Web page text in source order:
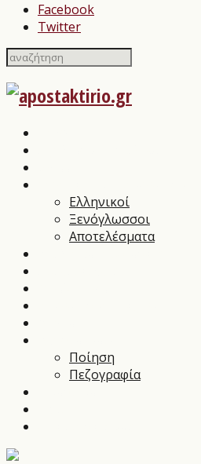
Facebook
Twitter
Ελληνικοί
Ξενόγλωσσοι
Αποτελέσματα
Ποίηση
Πεζογραφία